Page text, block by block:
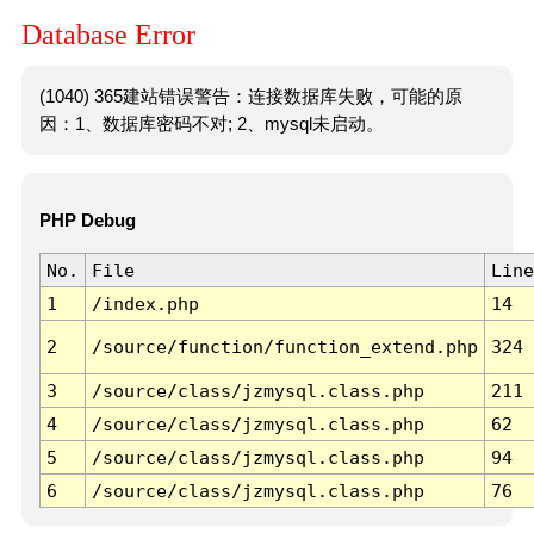
Database Error
(1040) 365建站错误警告：连接数据库失败，可能的原
因：1、数据库密码不对; 2、mysql未启动。
PHP Debug
No. File
Line
1
/index.php 14
2 /source/function/function_extend.php 324
3 /source/class/jzmysql.class.php
211
4
/source/class/jzmysql.class.php
62
5
/source/class/jzmysql.class.php
94
6
/source/class/jzmysql.class.php 76